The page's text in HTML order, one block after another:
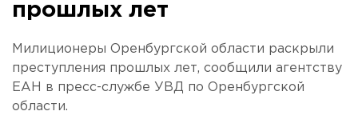
прошлых лет
Милиционеры Оренбургской области раскрыли
преступления прошлых лет, сообщили агентству
ЕАН в пресс-службе УВД по Оренбургской
области.